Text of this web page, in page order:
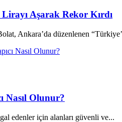
Aşarak Rekor Kırdı
Ankara’da düzenlenen
Nasıl Olunur?
edenler için alanları güvenli ve...